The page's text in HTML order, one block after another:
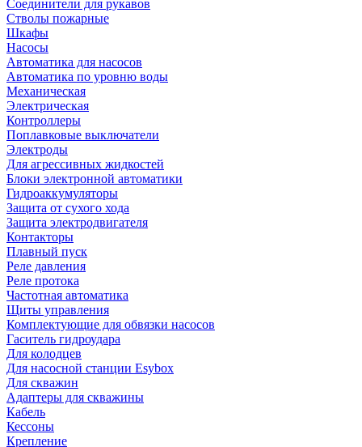
Соединители для рукавов
Стволы пожарные
Шкафы
Насосы
Автоматика для насосов
Автоматика по уровню воды
Механическая
Электрическая
Контроллеры
Поплавковые выключатели
Электроды
Для агрессивных жидкостей
Блоки электронной автоматики
Гидроаккумуляторы
Защита от сухого хода
Защита электродвигателя
Контакторы
Плавный пуск
Реле давления
Реле протока
Частотная автоматика
Щиты управления
Комплектующие для обвязки насосов
Гаситель гидроудара
Для колодцев
Для насосной станции Esybox
Для скважин
Адаптеры для скважины
Кабель
Кессоны
Крепление